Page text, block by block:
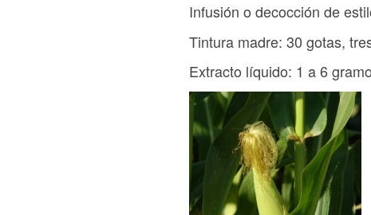
Infusión o decocción de
Tintura madre: 30 gotas,
Extracto líquido: 1 a 6